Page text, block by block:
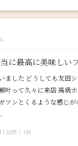
に最高に美味しい
ました どうしても友田
叶って久々に来店 高級
ツンとくるような感じ
訪問 1回